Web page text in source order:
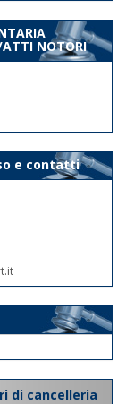
ATTI NOTORI
e contatti
di cancelleria